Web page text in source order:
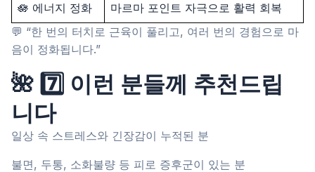
🪷 에너지 정화
마르마 포인트 자극으로 활력 회복
💬 “한 번의 터치로 근육이 풀리고, 여러 번의 경험으로 마
음이 정화됩니다.”
🌺 7️⃣ 이런 분들께 추천드립
니다
일상 속 스트레스와 긴장감이 누적된 분
불면, 두통, 소화불량 등 피로 증후군이 있는 분